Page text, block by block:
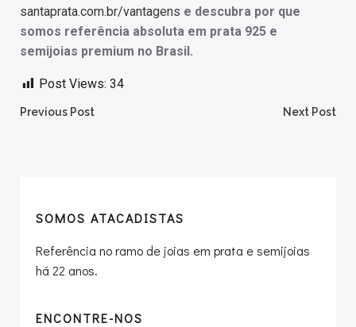
santaprata.com.br/vantagens e descubra por que
somos referência absoluta em prata 925 e
semijoias premium no Brasil.
Post Views: 34
Post
Previous Post Next Post
SOMOS ATACADISTAS
Referência no ramo de joias em prata e semijoias
há 22 anos.
ENCONTRE-NOS